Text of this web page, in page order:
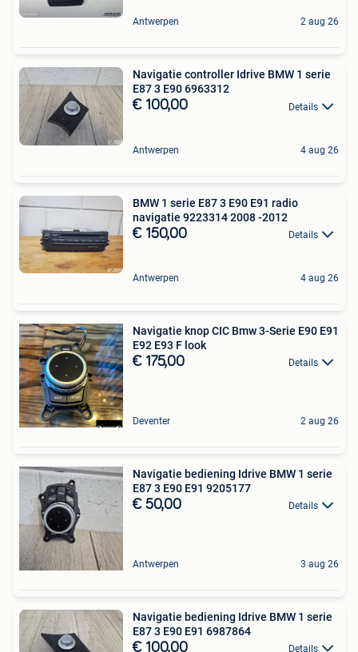
Antwerpen 2 aug 26
Navigatie controller Idrive BMW 1 serie
E87 3 E90 6963312
€ 100,00 Details
Antwerpen 4 aug 26
BMW 1 serie E87 3 E90 E91 radio
navigatie 9223314 2008 -2012
€ 150,00 Details
Antwerpen 4 aug 26
Navigatie knop CIC Bmw 3-Serie E90 E91
E92 E93 F look
€ 175,00 Details
Deventer 2 aug 26
Navigatie bediening Idrive BMW 1 serie
E87 3 E90 E91 9205177
€ 50,00 Details
Antwerpen 3 aug 26
Navigatie bediening Idrive BMW 1 serie
E87 3 E90 E91 6987864
€ 100,00 Details